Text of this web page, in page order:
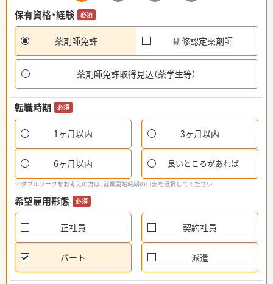
保有資格・経験 必須
薬剤師免許 研修認定薬剤師
薬剤師免許取得見込（薬学生等）
転職時期 必須
1ヶ月以内 3ヶ月以内
6ヶ月以内 良いところがあれば
※ダブルワークをお考えの方は、就業開始時期の目安を選択してください
希望雇用形態 必須
正社員 契約社員
パート 派遣